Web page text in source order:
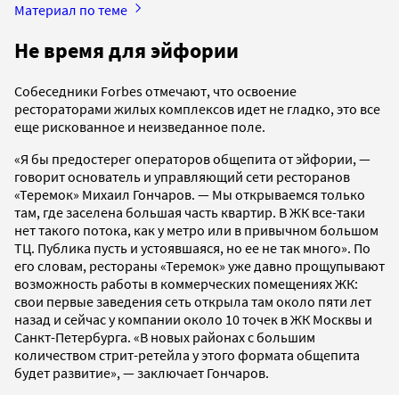
Материал по теме
Не время для эйфории
Собеседники Forbes отмечают, что освоение
рестораторами жилых комплексов идет не гладко, это все
еще рискованное и неизведанное поле.
«Я бы предостерег операторов общепита от эйфории, —
говорит основатель и управляющий сети ресторанов
«Теремок» Михаил Гончаров. — Мы открываемся только
там, где заселена большая часть квартир. В ЖК все-таки
нет такого потока, как у метро или в привычном большом
ТЦ. Публика пусть и устоявшаяся, но ее не так много». По
его словам, рестораны «Теремок» уже давно прощупывают
возможность работы в коммерческих помещениях ЖК:
свои первые заведения сеть открыла там около пяти лет
назад и сейчас у компании около 10 точек в ЖК Москвы и
Санкт-Петербурга. «В новых районах с большим
количеством стрит-ретейла у этого формата общепита
будет развитие», — заключает Гончаров.